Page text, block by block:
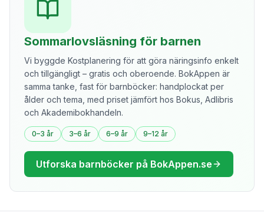
Sommarlovsläsning för barnen
Vi byggde Kostplanering för att göra näringsinfo enkelt
och tillgängligt – gratis och oberoende. BokAppen är
samma tanke, fast för barnböcker: handplockat per
ålder och tema, med priset jämfört hos Bokus, Adlibris
och Akademibokhandeln.
0–3 år 3–6 år 6–9 år 9–12 år
Utforska barnböcker på BokAppen.se